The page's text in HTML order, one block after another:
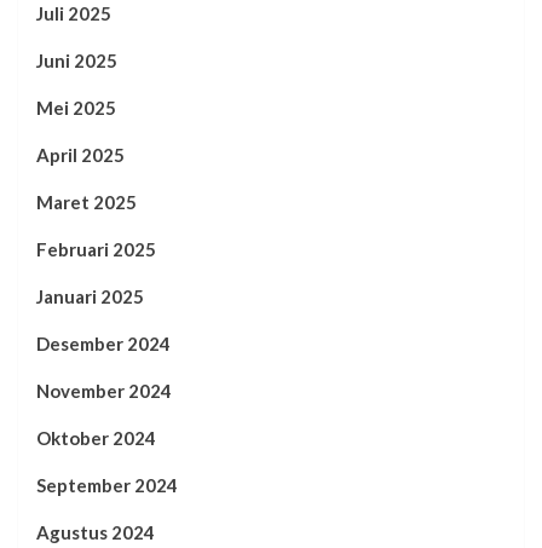
Juli 2025
Juni 2025
Mei 2025
April 2025
Maret 2025
Februari 2025
Januari 2025
Desember 2024
November 2024
Oktober 2024
September 2024
Agustus 2024